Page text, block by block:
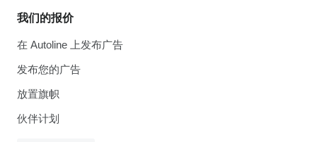
我们的报价
在 Autoline 上发布广告
发布您的广告
放置旗帜
伙伴计划